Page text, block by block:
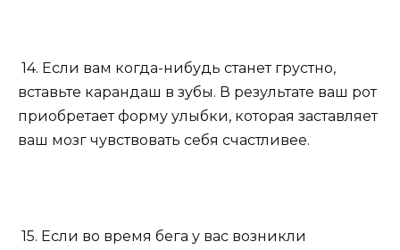
14. Если вам когда-нибудь станет грустно,
вставьте карандаш в зубы. В результате ваш рот
приобретает форму улыбки, которая заставляет
ваш мозг чувствовать себя счастливее.
15. Если во время бега у вас возникли